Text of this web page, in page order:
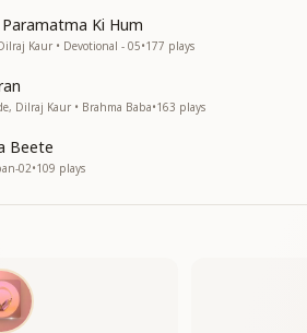
Ki Hum
Kaur • Devotional - 05•177 plays
Dilraj Kaur • Brahma Baba•163 plays
Beete
02•109 plays